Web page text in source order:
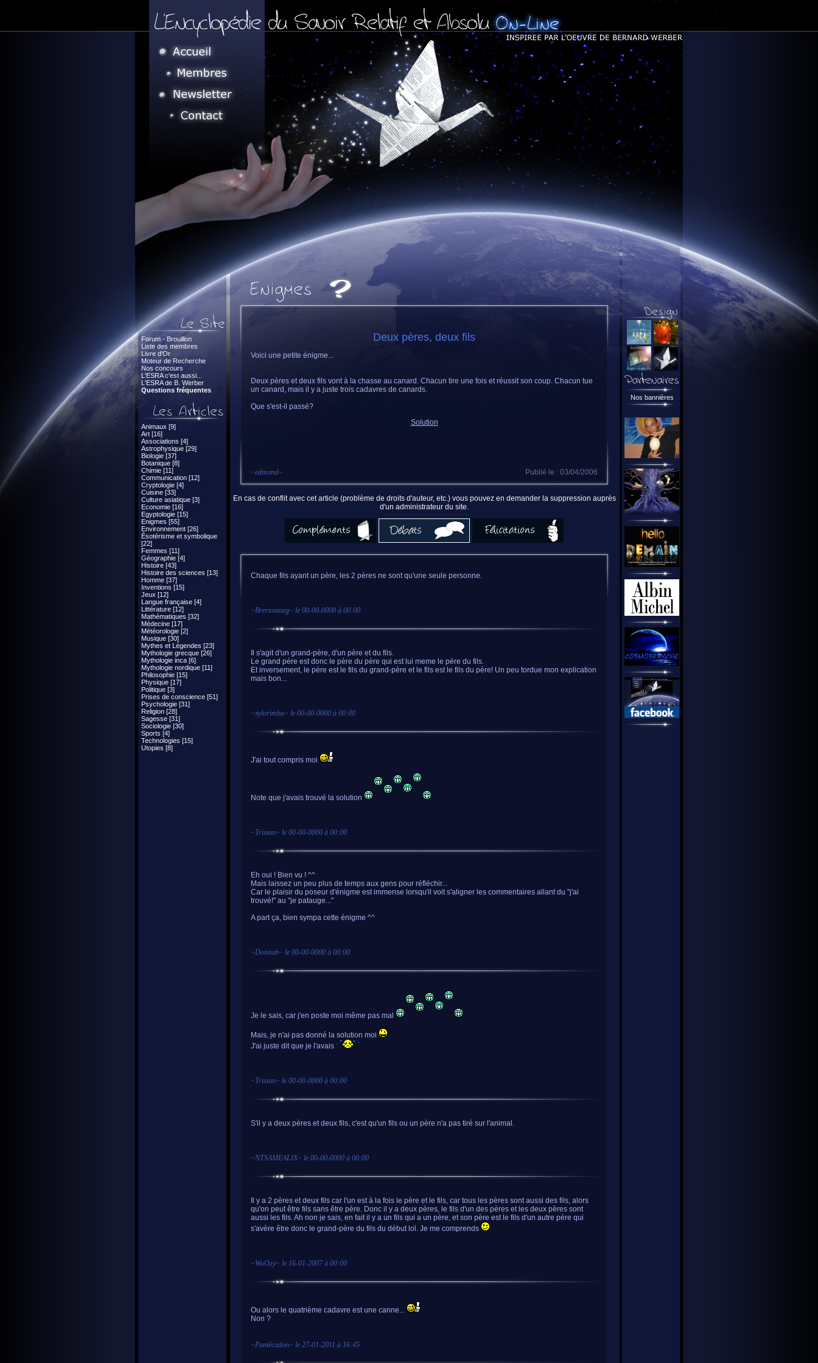
Forum - Brouillon
Liste des membres
Livre d'Or
Moteur de Recherche
Nos concours
L'ESRA c'est aussi...
L'ESRA de B. Werber
Questions fréquentes
Animaux [9]
Art [16]
Associations [4]
Astrophysique [29]
Biologie [37]
Botanique [8]
Chimie [11]
Communication [12]
Cryptologie [4]
Cuisine [33]
Culture asiatique [3]
Economie [16]
Egyptologie [15]
Enigmes [55]
Environnement [26]
Ésotérisme et symbolique
[22]
Femmes [11]
Géographie [4]
Histoire [43]
Histoire des sciences [13]
Homme [37]
Inventions [15]
Jeux [12]
Langue française [4]
Littérature [12]
Mathématiques [32]
Médecine [17]
Météorologie [2]
Musique [30]
Mythes et Légendes [23]
Mythologie grecque [26]
Mythologie inca [6]
Mythologie nordique [11]
Philosophie [15]
Physique [17]
Politique [3]
Prises de conscience [51]
Psychologie [31]
Religion [28]
Sagesse [31]
Sociologie [30]
Sports [4]
Technologies [15]
Utopies [8]
Deux pères, deux fils
Voici une petite énigme...
Deux pères et deux fils vont à la chasse au canard. Chacun tire une fois et réussit son coup. Chacun tue
un canard, mais il y a juste trois cadavres de canards.
Que s'est-il passé?
Solution
~edmond~ Publié le : 03/04/2006
En cas de conflit avec cet article (problème de droits d'auteur, etc.) vous pouvez en demander la suppression auprès
d'un administrateur du site.
Chaque fils ayant un père, les 2 pères ne sont qu'une seule personne.
~Brerzonneg~ le 00-00-0000 à 00:00
Il s'agit d'un grand-père, d'un père et du fils.
Le grand père est donc le père du père qui est lui meme le père du fils.
Et inversement, le père est le fils du grand-père et le fils est le fils du père! Un peu tordue mon explication
mais bon...
~xylorimba~ le 00-00-0000 à 00:00
J'ai tout compris moi
Note que j'avais trouvé la solution
~Tristan~ le 00-00-0000 à 00:00
Eh oui ! Bien vu ! ^^
Mais laissez un peu plus de temps aux gens pour réfléchir...
Car le plaisir du poseur d'énigme est immense lorsqu'il voit s'aligner les commentaires allant du "j'ai
trouvé!" au "je patauge..."
A part ça, bien sympa cette énigme ^^
~Donitab~ le 00-00-0000 à 00:00
Je le sais, car j'en poste moi même pas mal
Mais, je n'ai pas donné la solution moi
J'ai juste dit que je l'avais
~Tristan~ le 00-00-0000 à 00:00
S'il y a deux pères et deux fils, c'est qu'un fils ou un père n'a pas tiré sur l'animal.
~NTSAMEALIX~ le 00-00-0000 à 00:00
Il y a 2 pères et deux fils car l'un est à la fois le père et le fils, car tous les pères sont aussi des fils, alors
qu'on peut être fils sans être père. Donc il y a deux pères, le fils d'un des pères et les deux pères sont
aussi les fils. Ah non je sais, en fait il y a un fils qui a un père, et son père est le fils d'un autre père qui
s'avère être donc le grand-père du fils du début lol. Je me comprends
~WoOzy~ le 16-01-2007 à 00:00
Ou alors le quatrième cadavre est une canne...
Non ?
~Pantécadon~ le 27-01-2011 à 16:45
Nos bannières